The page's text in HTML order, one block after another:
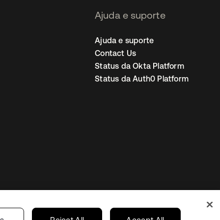
Ajuda e suporte
Ajuda e suporte
Contact Us
Status da Okta Platform
Status da Auth0 Platform
de cookies Brazil